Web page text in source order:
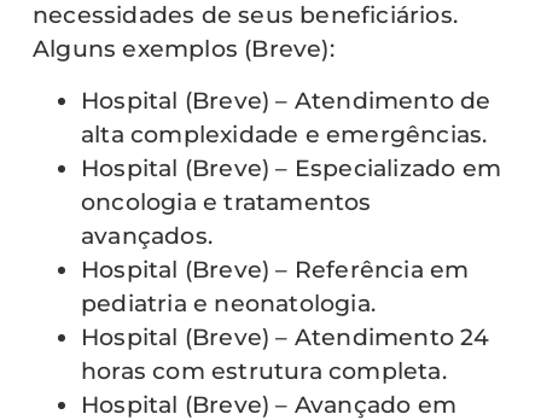
necessidades de seus beneficiários.
Alguns exemplos (Breve):
Hospital (Breve) – Atendimento de
alta complexidade e emergências.
Hospital (Breve) – Especializado em
oncologia e tratamentos
avançados.
Hospital (Breve) – Referência em
pediatria e neonatologia.
Hospital (Breve) – Atendimento 24
horas com estrutura completa.
Hospital (Breve) – Avançado em